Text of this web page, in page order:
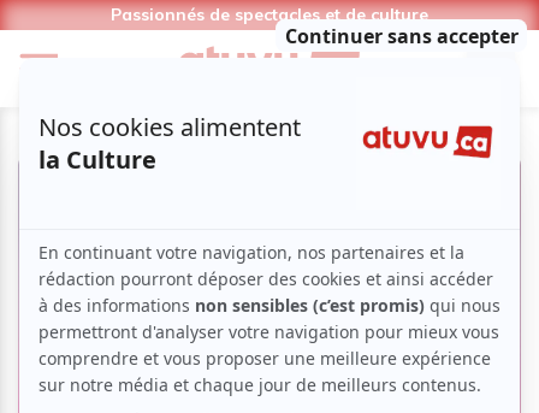
Passionnés de spectacles et de culture